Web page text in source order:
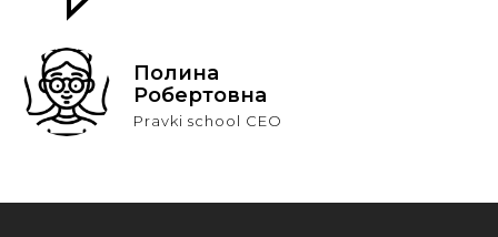
Полина
Робертовна
Pravki school CEO